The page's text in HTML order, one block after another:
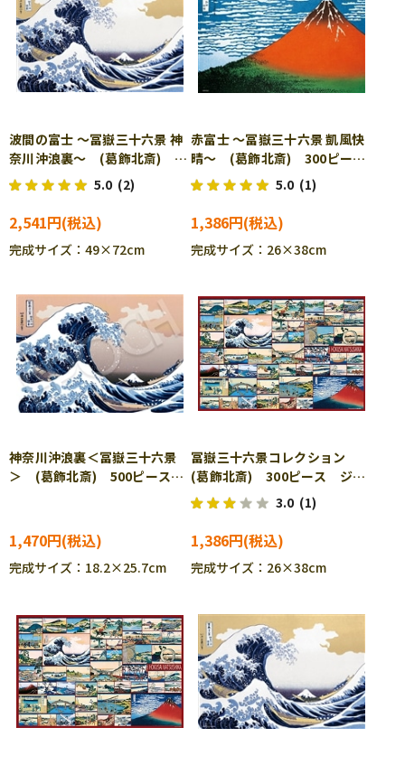
波間の富士 ～冨嶽三十六景 神
奈川沖浪裏～ (葛飾北斎)
1000ピース ジグソーパズ
ル BEV-1000-074
5.0 (2)
2,541円
完成サイズ：49×72cm
赤富士 ～冨嶽三十六景 凱風快
晴～ (葛飾北斎) 300ピー
ス ジグソーパズル BEV-
300-130 ［CP-TM］
5.0 (1)
1,386円
完成サイズ：26×38cm
神奈川沖浪裏＜冨嶽三十六景
＞ (葛飾北斎) 500ピース
1,470円
完成サイズ：18.2×25.7cm
冨嶽三十六景コレクション
(葛飾北斎) 300ピース ジグ
ソーパズル BEV-300-146
3.0 (1)
1,386円
完成サイズ：26×38cm